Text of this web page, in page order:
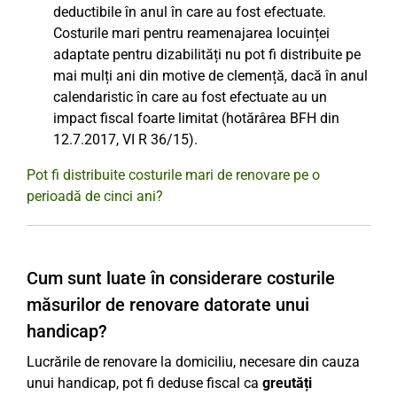
deductibile în anul în care au fost efectuate.
Costurile mari pentru reamenajarea locuinței
adaptate pentru dizabilități nu pot fi distribuite pe
mai mulți ani din motive de clemență, dacă în anul
calendaristic în care au fost efectuate au un
impact fiscal foarte limitat (hotărârea BFH din
12.7.2017, VI R 36/15).
Pot fi distribuite costurile mari de renovare pe o
perioadă de cinci ani?
Cum sunt luate în considerare costurile
măsurilor de renovare datorate unui
handicap?
Lucrările de renovare la domiciliu, necesare din cauza
unui handicap, pot fi deduse fiscal ca greutăți